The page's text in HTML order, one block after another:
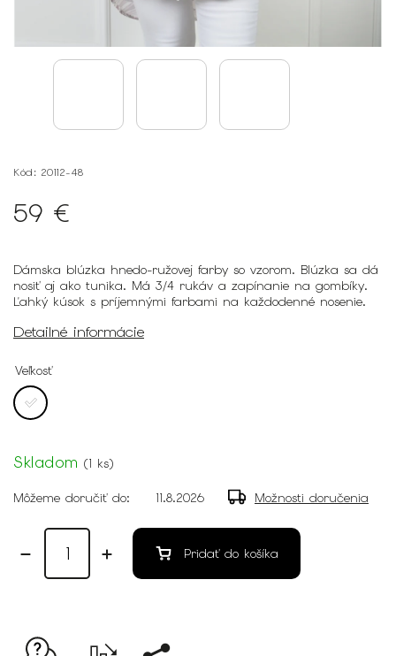
Kód: 20112-48
59 €
Dámska blúzka hnedo-ružovej farby so vzorom. Blúzka sa dá
nosiť aj ako tunika. Má 3/4 rukáv a zapínanie na gombíky.
Ľahký kúsok s príjemnými farbami na každodenné nosenie.
Detailné informácie
Veľkosť
Skladom (1 ks)
Môžeme doručiť do: 11.8.2026 Možnosti doručenia
Pridať do košíka